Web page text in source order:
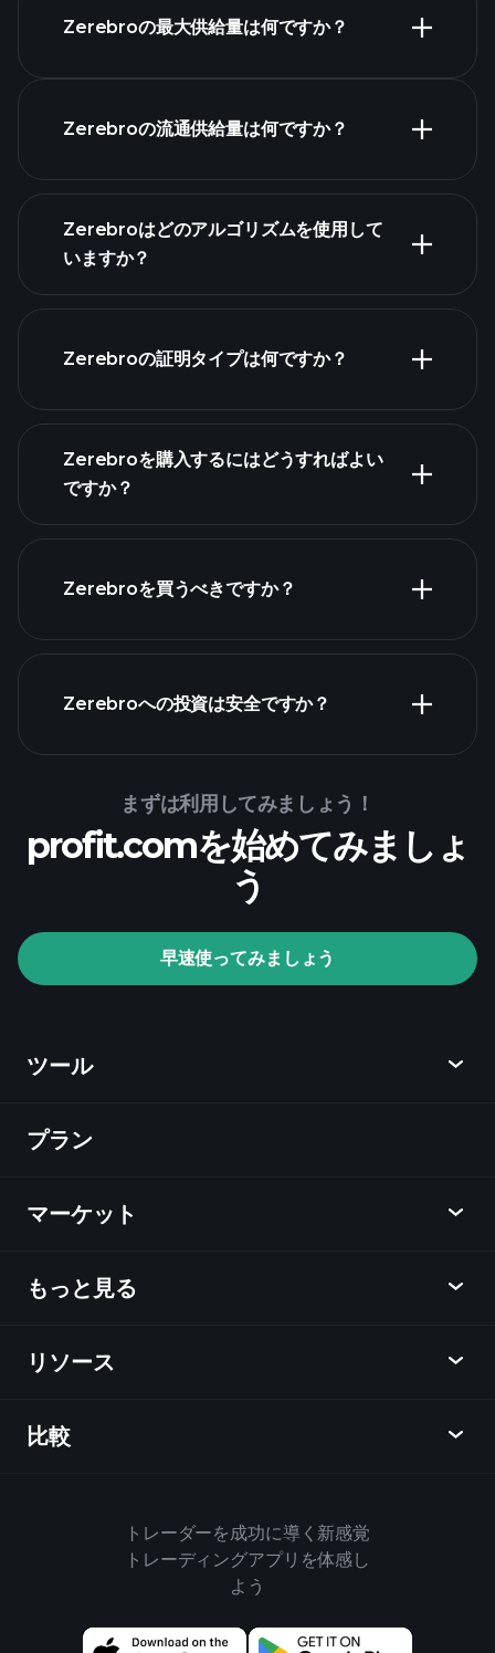
ート
Zerebroの最大供給量は何ですか？
Zerebroの流通供給量は何ですか？
Zerebroはどのアルゴリズムを使用して
いますか？
Zerebroの証明タイプは何ですか？
Zerebroを購入するにはどうすればよい
ですか？
おすすめのブ
Zerebroを買うべきですか？
Playtradeトーナメント
Zerebroへの投資は安全ですか？
Playtradeトーナメント
AI駆動の毎日の市場分析
専門家によって選ばれたウォッチリスト
億万長者ポートフォリオ
まずは利用してみましょう！
profit.comを始めてみましょ
う
早速使ってみましょう
ツール
ディスカバー
チャート
ニュース
ラーニングハブ
メッセンジャー
プラン
マーケット
概要
外国為替
指数
もっと見る
アフィリエイトプログラム
企業情報
Playtradeについて
ウィジェット
リソース
ヘルプセンター
ハウスルール
クッキーポリシー
比較
TradingView
トレーダーを成功に導く新感覚
トレーディングアプリを体感し
よう